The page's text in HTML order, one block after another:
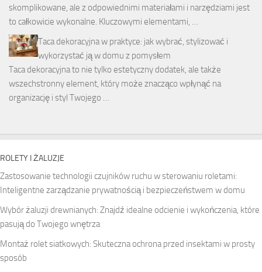
skomplikowane, ale z odpowiednimi materiałami i narzędziami jest
to całkowicie wykonalne. Kluczowymi elementami, …
Taca dekoracyjna w praktyce: jak wybrać, stylizować i
wykorzystać ją w domu z pomysłem
Taca dekoracyjna to nie tylko estetyczny dodatek, ale także
wszechstronny element, który może znacząco wpłynąć na
organizację i styl Twojego …
ROLETY I ŻALUZJE
Zastosowanie technologii czujników ruchu w sterowaniu roletami:
Inteligentne zarządzanie prywatnością i bezpieczeństwem w domu
Wybór żaluzji drewnianych: Znajdź idealne odcienie i wykończenia, które
pasują do Twojego wnętrza
Montaż rolet siatkowych: Skuteczna ochrona przed insektami w prosty
sposób